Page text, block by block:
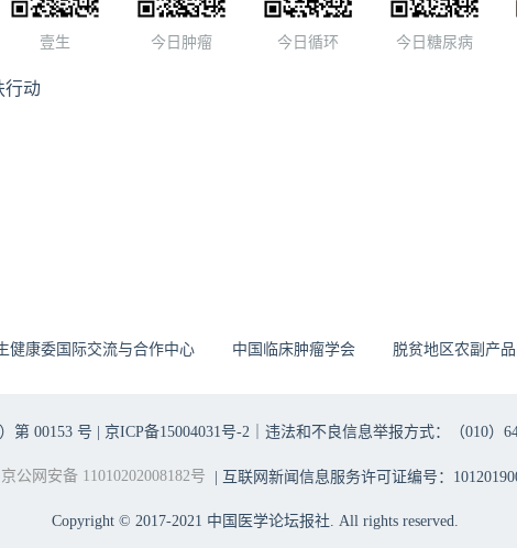
壹生 今日肿瘤 今日循环 今日糖尿病
行动
健康委国际交流与合作中心 中国临床肿瘤学会 脱贫地区农副产
第 00153 号 | 京ICP备15004031号-2｜违法和不良信息举报方式：（010）
京公网安备 11010202008182号 | 互联网新闻信息服务许可证编号：
Copyright © 2017-2021 中国医学论坛报社. All rights reserved.